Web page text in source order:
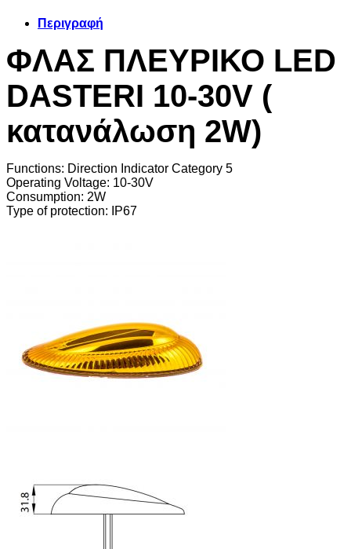
2W)Περιγραφή
ΦΛΑΣ ΠΛΕΥΡΙΚΟ LED
DASTERI 10-30V (
κατανάλωση 2W)
Functions: Direction Indicator Category 5
Operating Voltage: 10-30V
Consumption: 2W
Type of protection: IP67